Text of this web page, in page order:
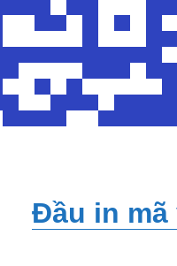
Đầu in mã